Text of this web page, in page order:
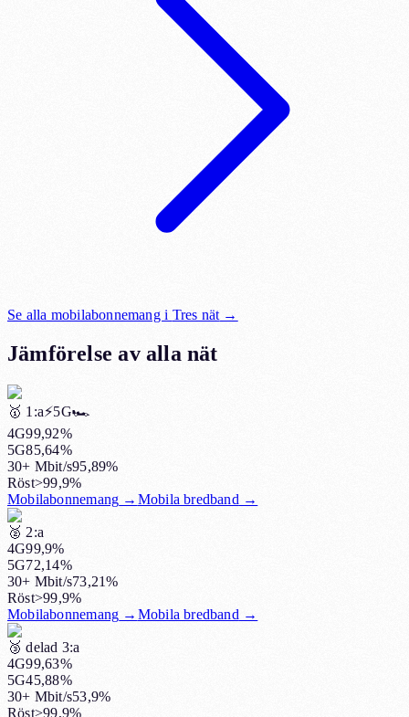
Se alla mobilabonnemang i Tres nät →
Jämförelse av alla nät
🥇 1:a⚡️5G🏎️
4G99,92%
5G85,64%
30+ Mbit/s95,89%
Röst>99,9%
Mobilabonnemang → Mobila bredband →
🥈 2:a
4G99,9%
5G72,14%
30+ Mbit/s73,21%
Röst>99,9%
Mobilabonnemang → Mobila bredband →
🥉 delad 3:a
4G99,63%
5G45,88%
30+ Mbit/s53,9%
Röst>99,9%